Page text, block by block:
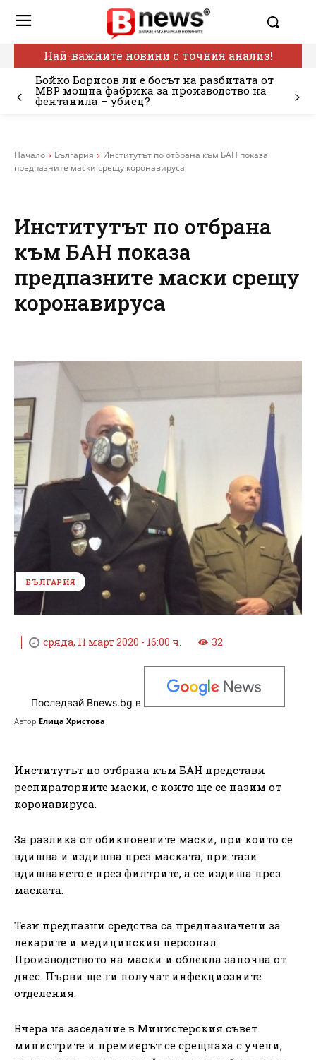
Най-важните новини с точния анализ!
Бойко Борисов ли е босът на разбитата от
МВР мощна фабрика за производство на
фентанила – убиец?
Начало България
Институтът по отбрана към БАН показа
предпазните маски срещу коронавируса
Институтът по отбрана
към БАН показа
предпазните маски срещу
коронавируса
БЪЛГАРИЯ
сряда, 11 март 2020 - 16:00 ч. 32
Последвай Bnews.bg в
Автор Елица Христова
Институтът по отбрана към БАН представи
респираторните маски, с които ще се пазим от
коронавируса.
За разлика от обикновените маски, при които се
вдишва и издишва през маската, при тази
вдишването е през филтрите, а се издиша през
маската.
Тези предпазни средства са предназначени за
лекарите и медицинския персонал.
Производството на маски и облекла започва от
днес. Първи ще ги получат инфекциозните
отделения.
Вчера на заседание в Министерския съвет
министрите и премиерът се срещнаха с учени,